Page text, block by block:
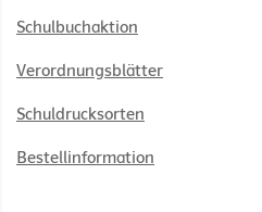
Schulbuchaktion
Verordnungsblätter
Schuldrucksorten
Bestellinformation